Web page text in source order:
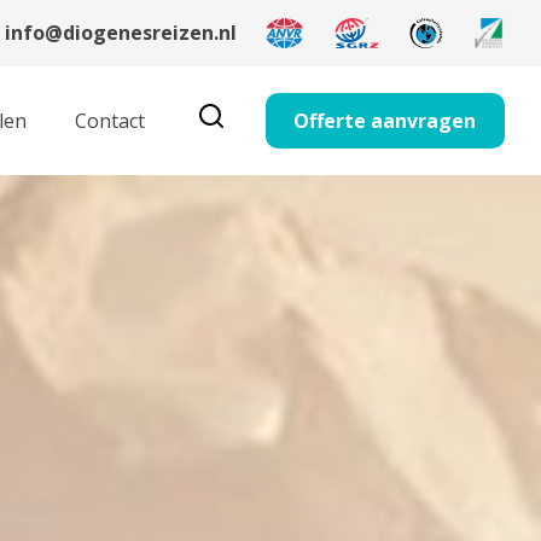
info@diogenesreizen.nl
Contact Offerte aanvragen